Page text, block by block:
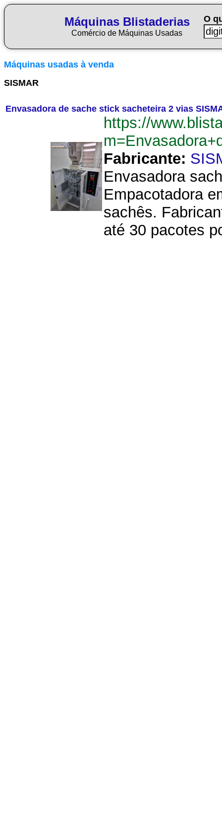
Máquinas Blistaderias
Comércio de Máquinas Usadas
O
Máquinas usadas à venda
SISMAR
Envasadora de sache stick sacheteira 2 vias
https://
Fabricante:
Envasadora
Empacotadora
sachês.
até 30 pacotes